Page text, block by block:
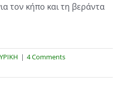
τον κήπο και τη βεράντα
| 4 Comments